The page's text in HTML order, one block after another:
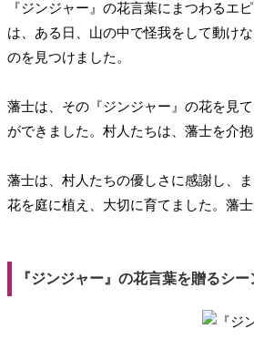
『ジンジャー』の花言葉にまつわるエ
は、ある日、山の中で怪我をして動け
のを見つけました。
藩士は、その『ジンジャー』の花を見
ができました。村人たちは、藩士を介
藩士は、村人たちの優しさに感謝し、
花を庭に植え、大切に育てました。藩
『ジンジャー』の花言葉を贈るシー